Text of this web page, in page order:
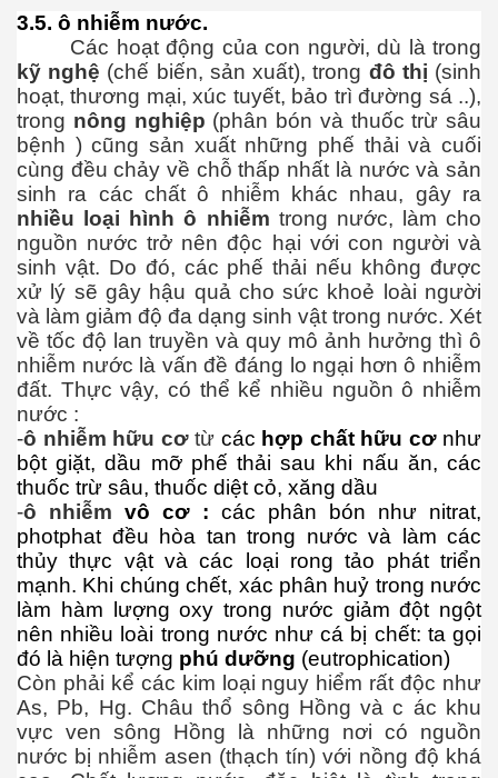
3.5. ô nhiễm nước.
Các hoạt động của con người, dù là trong
kỹ nghệ (chế biến, sản xuất), trong đô thị (sinh
hoạt, thương mại, xúc tuyết, bảo trì đường sá ..),
trong nông nghiệp (phân bón và thuốc trừ sâu
bệnh ) cũng sản xuất những phế thải và cuối
cùng đều chảy về chỗ thấp nhất là nước và sản
sinh ra các chất ô nhiễm khác nhau, gây ra
nhiều loại hình ô nhiễm trong nước, làm cho
nguồn nước trở nên độc hại với con người và
sinh vật. Do đó, các phế thải nếu không được
xử lý sẽ gây hậu quả cho sức khoẻ loài người
và làm giảm độ đa dạng sinh vật trong nước. Xét
về tốc độ lan truyền và quy mô ảnh hưởng thì ô
nhiễm nước là vấn đề đáng lo ngại hơn ô nhiễm
đất. Thực vậy, có thể kể nhiều nguồn ô nhiễm
nước :
-ô nhiễm hữu cơtừ các hợp chất hữu cơnhư
bột giặt, dầu mỡ phế thải sau khi nấu ăn, các
thuốc trừ sâu, thuốc diệt cỏ, xăng dầu
-ô nhiễm vô cơ : các phân bón như nitrat,
photphat đều hòa tan trong nước và làm các
thủy thực vật và các loại rong tảo phát triển
mạnh. Khi chúng chết, xác phân huỷ trong nước
làm hàm lượng oxy trong nước giảm đột ngột
nên nhiều loài trong nước như cá bị chết: ta gọi
đó là hiện tượng phú dưỡng (eutrophication)
Còn phải kể các kim loại nguy hiểm rất độc như
As, Pb, Hg. Châu thổ sông Hồng và c ác khu
vực ven sông Hồng là những nơi có nguồn
nước bị nhiễm asen (thạch tín) với nồng độ khá
- P 1
thời nay - Phần 1